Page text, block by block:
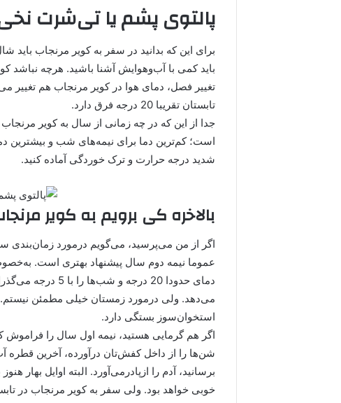
پالتوی پشم یا تی‌شرت
برای این که بدانید در سفر به کویر مرنجاب باید
باید کمی با آب‌وهوایش آشنا باشید. هرچه
تغییر فصل، دمای هوا در کویر مرنجاب هم تغییر
تابستان تقریبا 20 درجه فرق دارد.
جدا از این که در چه زمانی از سال به کویر
است؛ کم‌ترین دما برای نیمه‌های شب و بیشترین
شدید درجه حرارت و ترک خوردگی آماده کنید.
بالاخره کی برویم به کویر
اگر از من می‌پرسید، می‌گویم درمورد زمان‌بندی
عموما نیمه دوم سال پیشنهاد بهتری است. به‌خصوص
دمای حدودا 20
می‌دهد. ولی درمورد زمستان خیلی مطمئن
استخوان‌سوز بستگی دارد.
شن‌ها را از داخل کفش‌تان درآورده، آخرین قطره
برسانید، آدم را ازپادرمی‌آورد. البته اوایل بهار
خوبی خواهد بود. ولی سفر به کویر مرنجاب در